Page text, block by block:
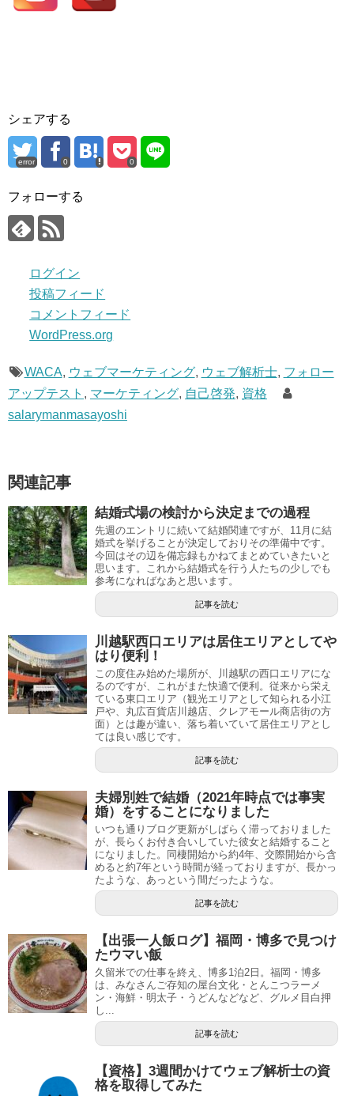
シェアする
error 0 0
フォローする
ログイン
投稿フィード
コメントフィード
WordPress.org
WACA, ウェブマーケティング, ウェブ解析士, フォロー
アップテスト , マーケティング, 自己啓発, 資格
salarymanmasayoshi
関連記事
結婚式場の検討から決定までの過程
先週のエントリに続いて結婚関連ですが、11月に結
婚式を挙げることが決定しておりその準備中です。
今回はその辺を備忘録もかねてまとめていきたいと
思います。これから結婚式を行う人たちの少しでも
参考になればなあと思います。
記事を読む
川越駅西口エリアは居住エリアとしてや
はり便利！
この度住み始めた場所が、川越駅の西口エリアにな
るのですが、これがまた快適で便利。従来から栄え
ている東口エリア（観光エリアとして知られる小江
戸や、丸広百貨店川越店、クレアモール商店街の方
面）とは趣が違い、落ち着いていて居住エリアとし
ては良い感じです。
記事を読む
夫婦別姓で結婚（2021年時点では事実
婚）をすることになりました
いつも通りブログ更新がしばらく滞っておりました
が、長らくお付き合いしていた彼女と結婚すること
になりました。同棲開始から約4年、交際開始から含
めると約7年という時間が経っておりますが、長かっ
たような、あっという間だったような。
記事を読む
【出張一人飯ログ】福岡・博多で見つけ
たウマい飯
久留米での仕事を終え、博多1泊2日。福岡・博多
は、みなさんご存知の屋台文化・とんこつラーメ
ン・海鮮・明太子・うどんなどなど、グルメ目白押
し...
記事を読む
【資格】3週間かけてウェブ解析士の資
格を取得してみた